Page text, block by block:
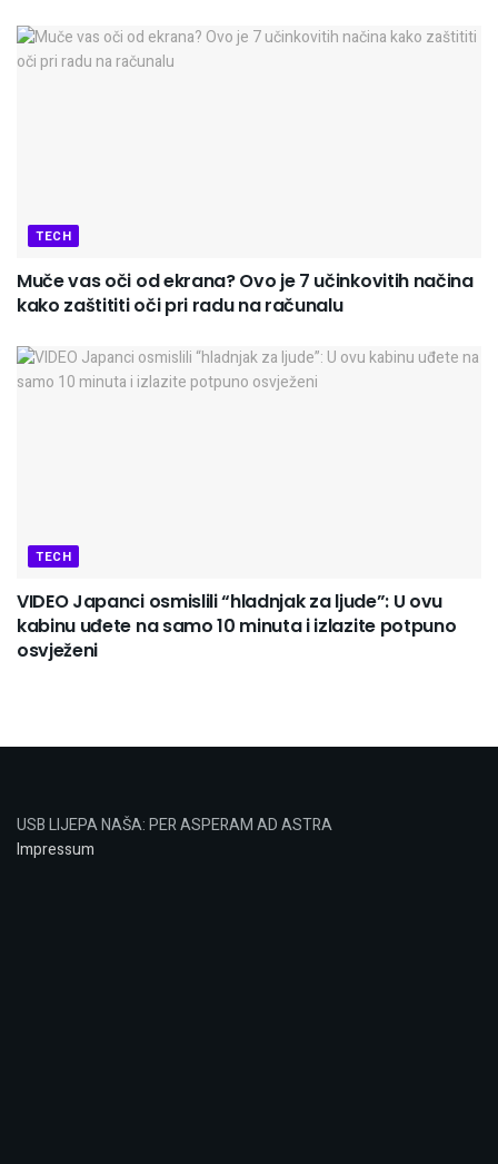
TECH
Muče vas oči od ekrana? Ovo je 7 učinkovitih načina
kako zaštititi oči pri radu na računalu
TECH
VIDEO Japanci osmislili “hladnjak za ljude”: U ovu
kabinu uđete na samo 10 minuta i izlazite potpuno
osvježeni
USB LIJEPA NAŠA: PER ASPERAM AD ASTRA
Impressum